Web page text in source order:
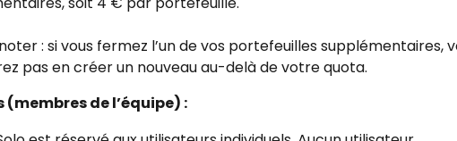
: si vous fermez l’un de vos portefeuilles supplémentaires,
pas en créer un nouveau au-delà de votre quota.
de l’équipe) :